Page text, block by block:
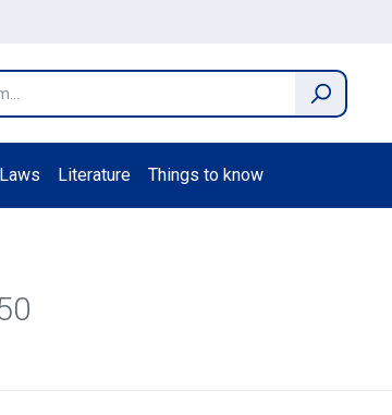
Laws Literature Things to know